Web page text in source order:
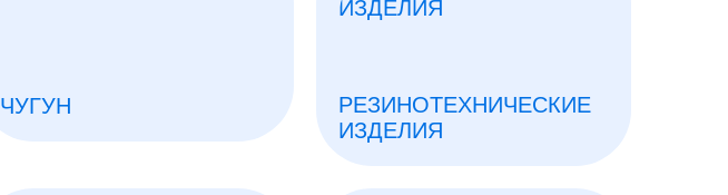
ЧУГУН
РЕЗИНОТЕХНИЧЕСКИЕ
ИЗДЕЛИЯ